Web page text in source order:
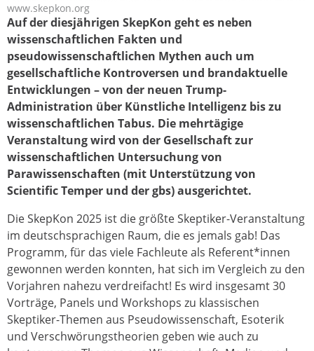
skepkon2025-16-9.png
www.skepkon.org
Auf der diesjährigen SkepKon geht es neben
wissenschaftlichen Fakten und
pseudowissenschaftlichen Mythen auch um
gesellschaftliche Kontroversen und brandaktuelle
Entwicklungen – von der neuen Trump-
Administration über Künstliche Intelligenz bis zu
wissenschaftlichen Tabus. Die mehrtägige
Veranstaltung wird von der Gesellschaft zur
wissenschaftlichen Untersuchung von
Parawissenschaften (mit Unterstützung von
Scientific Temper und der gbs) ausgerichtet.
Die SkepKon 2025 ist die größte Skeptiker-Veranstaltung
im deutschsprachigen Raum, die es jemals gab! Das
Programm, für das viele Fachleute als Referent*innen
gewonnen werden konnten, hat sich im Vergleich zu den
Vorjahren nahezu verdreifacht! Es wird insgesamt 30
Vorträge, Panels und Workshops zu klassischen
Skeptiker-Themen aus Pseudowissenschaft, Esoterik
und Verschwörungstheorien geben wie auch zu